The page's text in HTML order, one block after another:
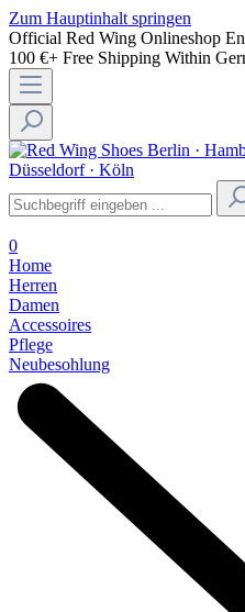
Zum Hauptinhalt springen
Official Red Wing Onlineshop
100 €+ Free Shipping Within
Berlin ·
Düsseldorf · Köln
0
Home
Herren
Damen
Accessoires
Pflege
Neubesohlung